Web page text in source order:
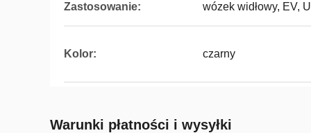
Zastosowanie: wózek widłowy, EV,
Kolor: czarny
Warunki płatności i wysyłki